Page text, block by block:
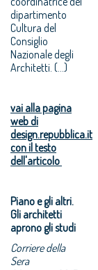
dipartimento
Cultura del
Consiglio
Nazionale degli
Architetti. (...)
vai alla pagina
web di
design.repubblica.it
con il testo
dell'articolo
Piano e gli altri.
Gli architetti
aprono gli studi
Corriere della
Sera